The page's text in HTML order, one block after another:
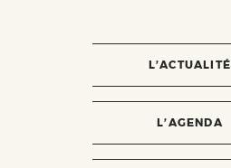
L’ACTUALITÉ
L’AGENDA